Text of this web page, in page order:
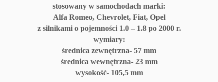
stosowany w samochodach marki:
Alfa Romeo, Chevrolet, Fiat, Opel
z silnikami o pojemności 1.0 – 1.8 po 2000 r.
wymiary:
średnica zewnętrzna- 57 mm
średnica wewnętrzna- 23 mm
wysokość- 105,5 mm